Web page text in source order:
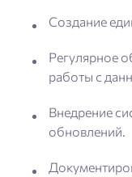
Создание
Регулярное
работы с
Внедрение
обновлений.